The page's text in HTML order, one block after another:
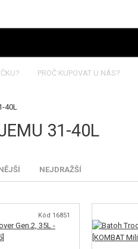
PROČ KUPOVAT U NÁS?
40L
31-40L
NEJDRAŽŠÍ
Kód 16851